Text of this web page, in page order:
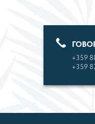
+359
+359